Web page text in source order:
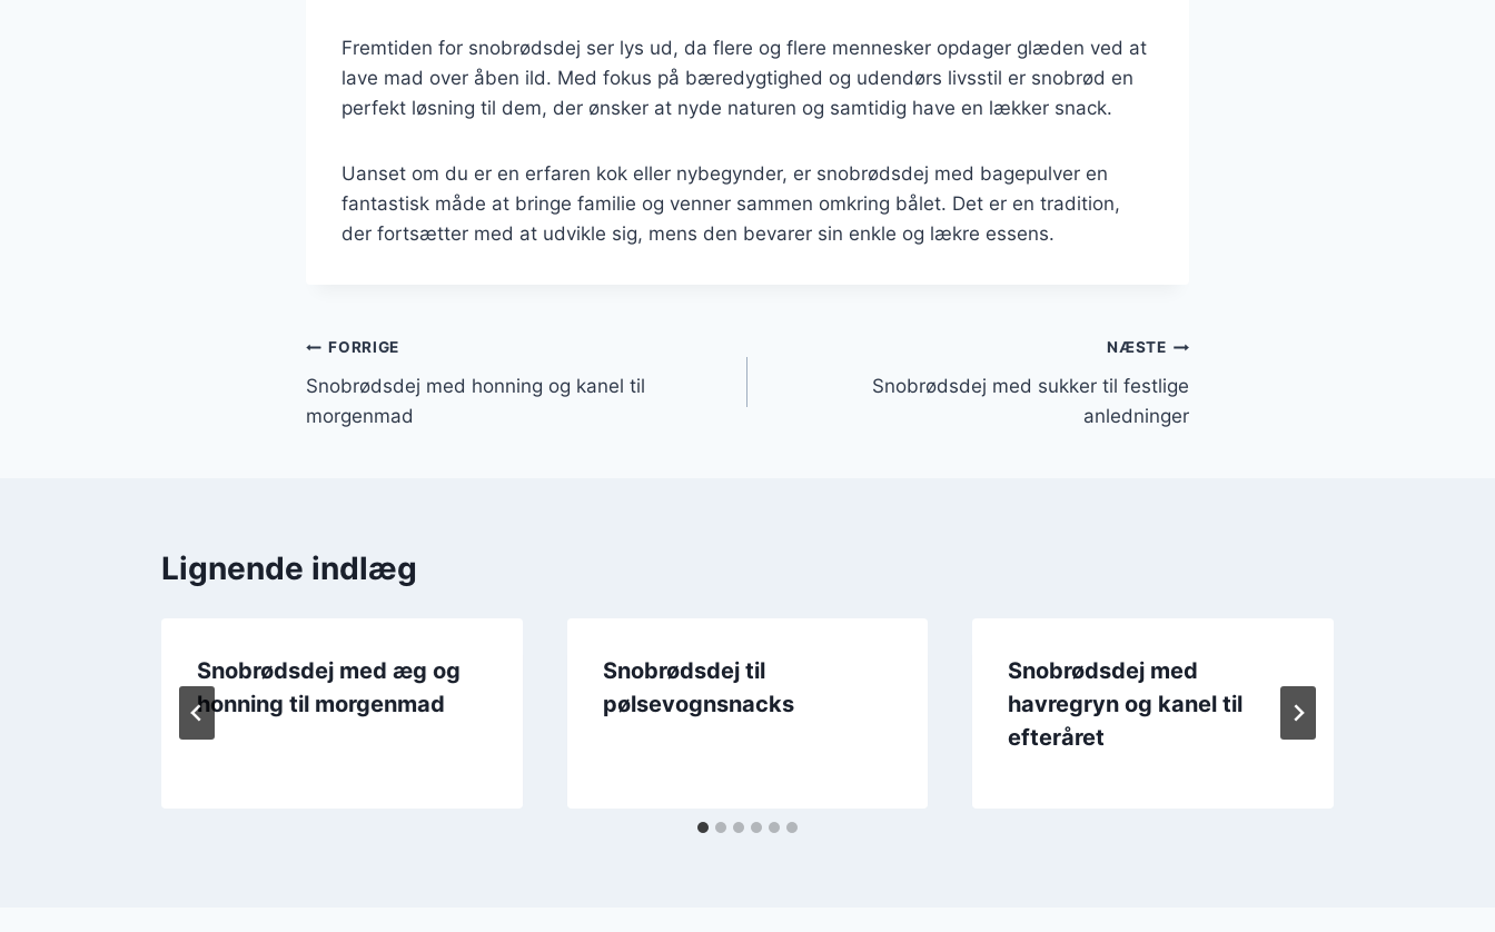
Fremtiden for snobrødsdej ser lys ud, da flere og flere mennesker opdager glæden ved at
lave mad over åben ild. Med fokus på bæredygtighed og udendørs livsstil er snobrød en
perfekt løsning til dem, der ønsker at nyde naturen og samtidig have en lækker snack.
Uanset om du er en erfaren kok eller nybegynder, er snobrødsdej med bagepulver en
fantastisk måde at bringe familie og venner sammen omkring bålet. Det er en tradition,
der fortsætter med at udvikle sig, mens den bevarer sin enkle og lækre essens.
Indlægsnavigation
FORRIGE
Snobrødsdej med honning og kanel til
morgenmad
NÆSTE
Snobrødsdej med sukker til festlige
anledninger
Lignende indlæg
Snobrødsdej med æg og
honning til morgenmad
Snobrødsdej til
pølsevognsnacks
Snobrødsdej med
havregryn og kanel til
efteråret